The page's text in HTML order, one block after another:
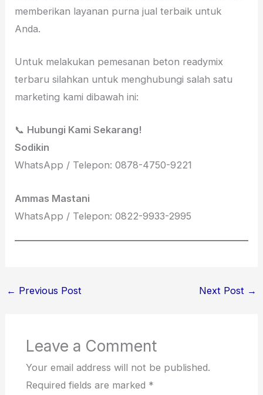
memberikan layanan purna jual terbaik untuk
Anda.
Untuk melakukan pemesanan beton readymix
terbaru silahkan untuk menghubungi salah satu
marketing kami dibawah ini:
📞 Hubungi Kami Sekarang!
Sodikin
WhatsApp / Telepon: 0878-4750-9221
Ammas Mastani
WhatsApp / Telepon: 0822-9933-2995
← Previous Post Next Post →
Leave a Comment
Your email address will not be published.
Required fields are marked *